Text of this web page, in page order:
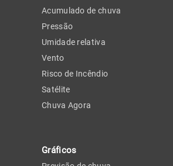
Acumulado de chuva
Pressão
Umidade relativa
Vento
Risco de Incêndio
Satélite
Chuva Agora
Gráficos